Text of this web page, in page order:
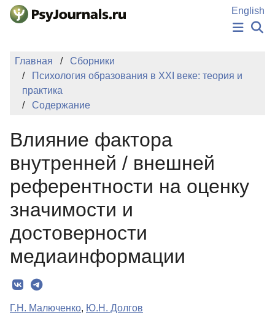
Перейти к основному содержанию
English
НОВОСТИ
ИЗДАНИЯ
Регистрация
Главная
Сборники
Психология образования в XXI веке: теория и
практика
Содержание
Влияние фактора
внутренней / внешней
референтности на оценку
значимости и
достоверности
медиаинформации
Г.Н. Малюченко, Ю.Н. Долгов